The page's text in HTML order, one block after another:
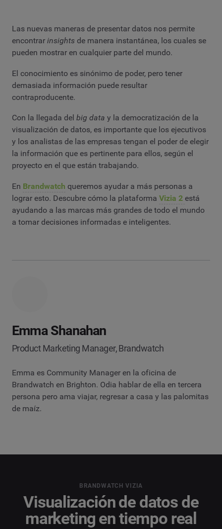
Las nuevas maneras de presentar datos nos permite
encontrar insights de manera instantánea, los cuales se
pueden mostrar en cualquier parte del mundo.
El conocimiento es sinónimo de poder, pero tener
demasiada información puede resultar
contraproducente.
Con la llegada del big data y la democratización de la
visualización de datos, es importante que los ejecutivos
y los analistas de las empresas tengan el poder de elegir
la información que es pertinente para ellos, según el
proyecto en el que están trabajando.
En Brandwatch queremos ayudar a más personas a
lograr esto. Descubre cómo la plataforma Vizia 2 está
ayudando a las marcas más grandes de todo el mundo
a tomar decisiones informadas e inteligentes.
Emma Shanahan
Product Marketing Manager, Brandwatch
Emma es Community Manager en la oficina de
Brandwatch en Brighton. Odia hablar de ella en tercera
persona pero ama viajar, regresar a casa y las palomitas
de maíz.
BRANDWATCH VIZIA
Visualización de datos de
marketing en tiempo real